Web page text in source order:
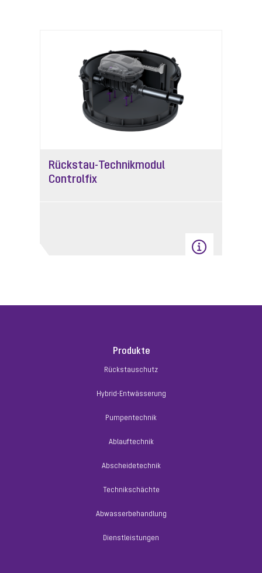
Rückstau-Technikmodul
Controlfix
Produkte
Rückstauschutz
Hybrid-Entwässerung
Pumpentechnik
Ablauftechnik
Abscheidetechnik
Technikschächte
Abwasserbehandlung
Dienstleistungen